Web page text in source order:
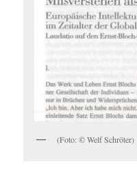
(Foto: © Welf Schröter)